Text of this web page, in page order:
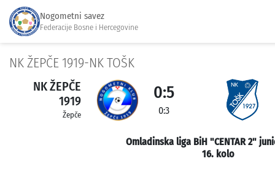
Nogometni savez
Federacije Bosne i Hercegovine
NK ŽEPČE 1919-NK TOŠK
NK ŽEPČE
1919
Žepče
0:5
0:3
Omladinska liga BiH "CENTAR 2"
16. kolo